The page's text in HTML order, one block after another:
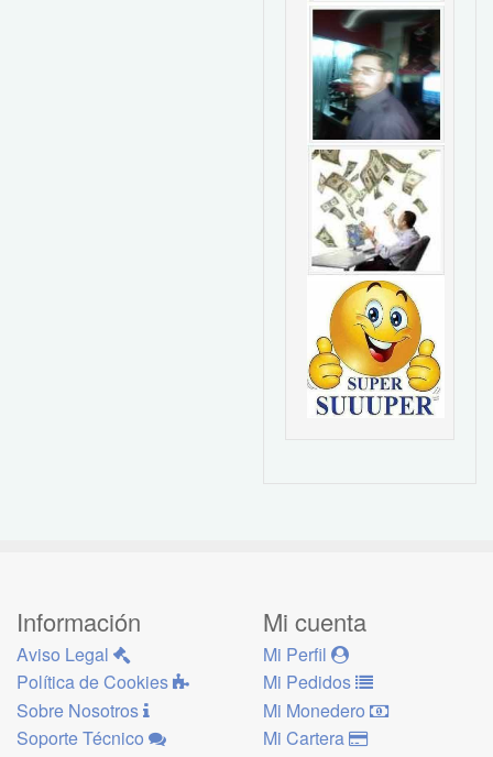
Información
Aviso Legal
Política de Cookies
Sobre Nosotros
Soporte Técnico
Mi cuenta
Mi Perfil
Mi Pedidos
Mi Monedero
Mi Cartera